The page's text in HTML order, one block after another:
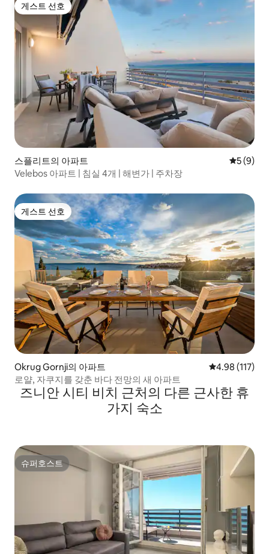
게스트 선호
게스트 선호
스플리트의 아파트 평점 5점
5 (9)
Velebos 아파트 | 침실 4개 | 해변가 | 주차장
게스트 선호
게스트 선호
Okrug Gornji의 아파트 평점 4.98점(5
4.98 (117)
로얄, 자쿠지를 갖춘 바다 전망의 새 아파트
즈니안 시티 비치 근처의 다른 근사한 휴
가지 숙소
슈퍼호스트
슈퍼호스트